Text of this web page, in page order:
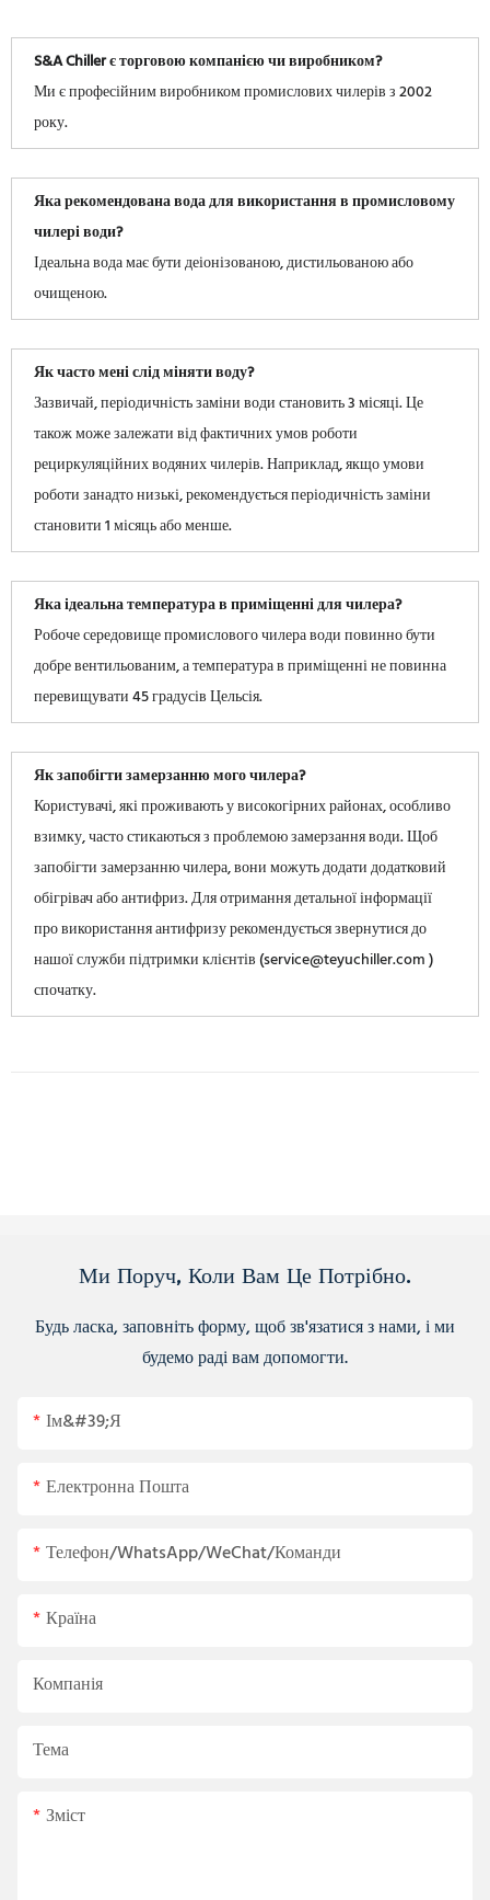
S&A Chiller є торговою компанією чи виробником?
Ми є професійним виробником промислових чилерів з 2002
року.
Яка рекомендована вода для використання в промисловому
чилері води?
Ідеальна вода має бути деіонізованою, дистильованою або
очищеною.
Як часто мені слід міняти воду?
Зазвичай, періодичність заміни води становить 3 місяці. Це
також може залежати від фактичних умов роботи
рециркуляційних водяних чилерів. Наприклад, якщо умови
роботи занадто низькі, рекомендується періодичність заміни
становити 1 місяць або менше.
Яка ідеальна температура в приміщенні для чилера?
Робоче середовище промислового чилера води повинно бути
добре вентильованим, а температура в приміщенні не повинна
перевищувати 45 градусів Цельсія.
Як запобігти замерзанню мого чилера?
Користувачі, які проживають у високогірних районах, особливо
взимку, часто стикаються з проблемою замерзання води. Щоб
запобігти замерзанню чилера, вони можуть додати додатковий
обігрівач або антифриз. Для отримання детальної інформації
про використання антифризу рекомендується звернутися до
нашої служби підтримки клієнтів (service@teyuchiller.com )
спочатку.
Ми Поруч, Коли Вам Це Потрібно.
Будь ласка, заповніть форму, щоб зв'язатися з нами, і ми
будемо раді вам допомогти.
Ім&#39;я
Електронна Пошта
Телефон/WhatsApp/WeChat/Команди
Країна
Компанія
Тема
Зміст